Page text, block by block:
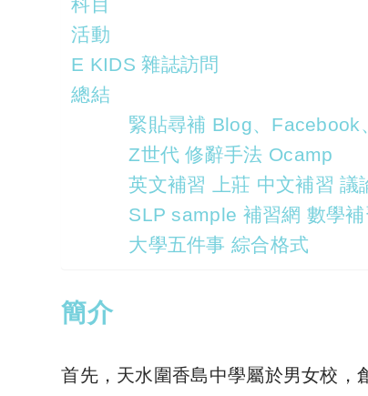
科目
活動
E KIDS 雜誌訪問
總結
緊貼尋補 Blog、Facebook
Z世代 修辭手法 Ocamp
英文補習 上莊 中文補習 議
SLP sample 補習網 數學補
大學五件事 綜合格式
簡介
首先，天水圍香島中學屬於男女校，